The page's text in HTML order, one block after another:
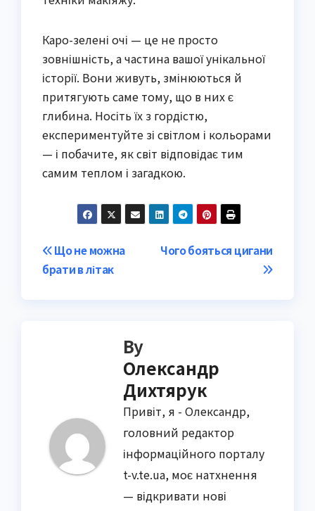
Каро-зелені очі — це не просто
зовнішність, а частина вашої унікальної
історії. Вони живуть, змінюються й
притягують саме тому, що в них є
глибина. Носіть їх з гордістю,
експериментуйте зі світлом і кольорами
— і побачите, як світ відповідає тим
самим теплом і загадкою.
Post
navigation
Чого бояться цигани
Що не можна
брати в літак
By
Олександр
Дихтярук
Привіт, я - Олександр,
головний редактор
інформаційного порталу
t-v.te.ua, моє натхнення
— відкривати нові